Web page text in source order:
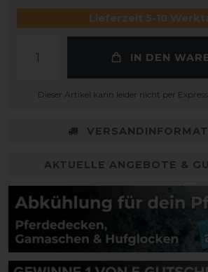
Lieferzeit 5-10
IN DEN
Dieser Artikel kann leider nicht per
AKTUELLE ANGEBOTE &